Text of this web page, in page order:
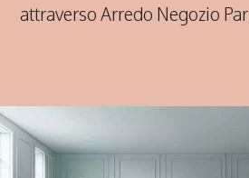
attraverso Arredo Negozio